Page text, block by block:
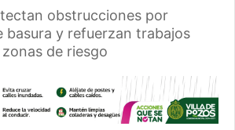
obstrucciones por
basura y refuerzan trabajos
de riesgo